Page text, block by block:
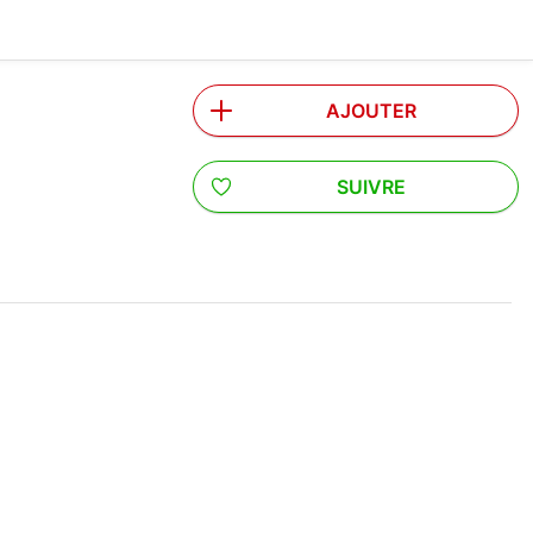
AJOUTER
SUIVRE